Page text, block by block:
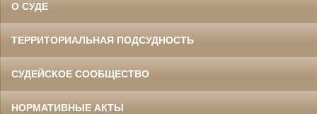
О СУДЕ
ТЕРРИТОРИАЛЬНАЯ ПОДСУДНОСТЬ
СУДЕЙСКОЕ СООБЩЕСТВО
НОРМАТИВНЫЕ АКТЫ